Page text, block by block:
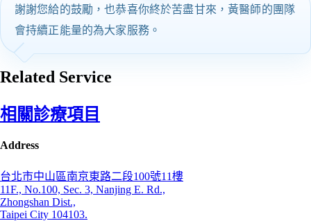
謝謝您給的鼓勵，也恭喜你終於苦盡甘來，黃醫師的團隊
會持續正能量的為大家服務。
Related Service
相關診療項目
Address
台北市中山區南京東路二段100號11樓
11F., No.100, Sec. 3, Nanjing E. Rd.,
Zhongshan Dist.,
Taipei City 104103.